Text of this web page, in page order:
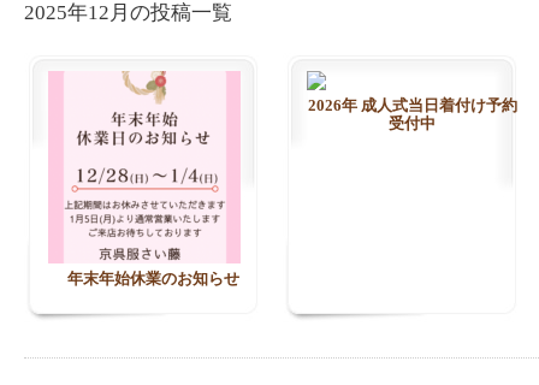
2025年12月の投稿一覧
年末年始休業のお知らせ
2026年 成人式当日着付け予約
受付中